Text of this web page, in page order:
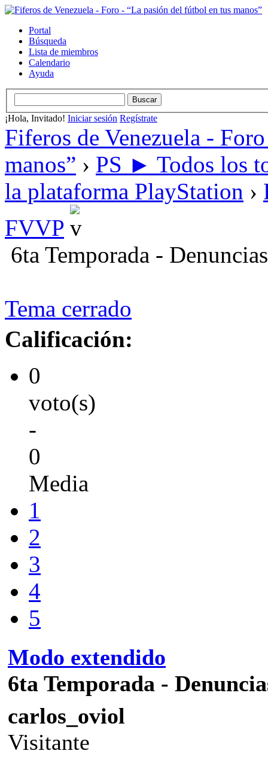
Portal
Búsqueda
Lista de miembros
Calendario
Ayuda
¡Hola, Invitado! Iniciar sesión Regístrate
Fiferos de Venezuela -
manos” › PS ► Todos los
la plataforma PlayStation ›
FVVP
6ta Temporada - Denuncias
Tema cerrado
Calificación:
0
voto(s)
-
0
Media
1
2
3
4
5
Modo extendido
6ta Temporada -
carlos_oviol
Visitante